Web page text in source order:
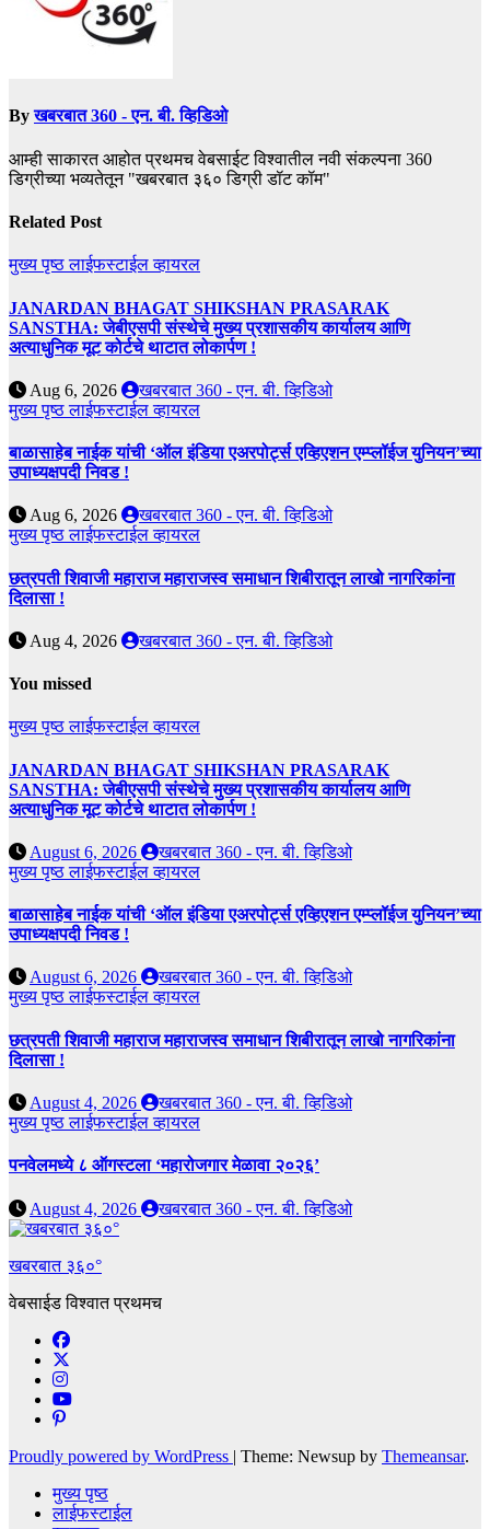
Byखबरबात 360 - एन. बी. व्हिडिओ
आम्ही साकारत आहोत प्रथमच वेबसाईट विश्वातील नवी संकल्पना 360
डिग्रीच्या भव्यतेतून "खबरबात ३६० डिग्री डॉट कॉम"
Related Post
मुख्य पृष्ठलाईफस्टाईलव्हायरल
JANARDAN BHAGAT SHIKSHAN PRASARAK
SANSTHA: जेबीएसपी संस्थेचे मुख्य प्रशासकीय कार्यालय आणि
अत्याधुनिक मूट कोर्टचे थाटात लोकार्पण !
Aug 6, 2026
खबरबात 360 - एन. बी. व्हिडिओ
मुख्य पृष्ठलाईफस्टाईलव्हायरल
बाळासाहेब नाईक यांची ‘ऑल इंडिया एअरपोर्ट्स एव्हिएशन एम्प्लॉईज युनियन’च्या
उपाध्यक्षपदी निवड !
Aug 6, 2026
खबरबात 360 - एन. बी. व्हिडिओ
मुख्य पृष्ठलाईफस्टाईलव्हायरल
छत्रपती शिवाजी महाराज महाराजस्व समाधान शिबीरातून लाखो नागरिकांना
दिलासा !
Aug 4, 2026 खबरबात 360 - एन. बी. व्हिडिओ
You missed
मुख्य पृष्ठलाईफस्टाईलव्हायरल
JANARDAN BHAGAT SHIKSHAN PRASARAK
SANSTHA: जेबीएसपी संस्थेचे मुख्य प्रशासकीय कार्यालय आणि
अत्याधुनिक मूट कोर्टचे थाटात लोकार्पण !
August 6, 2026
खबरबात 360 - एन. बी. व्हिडिओ
मुख्य पृष्ठलाईफस्टाईलव्हायरल
बाळासाहेब नाईक यांची ‘ऑल इंडिया एअरपोर्ट्स एव्हिएशन एम्प्लॉईज युनियन’च्या
उपाध्यक्षपदी निवड !
August 6, 2026
खबरबात 360 - एन. बी. व्हिडिओ
मुख्य पृष्ठलाईफस्टाईलव्हायरल
छत्रपती शिवाजी महाराज महाराजस्व समाधान शिबीरातून लाखो नागरिकांना
दिलासा !
August 4, 2026
खबरबात 360 - एन. बी. व्हिडिओ
मुख्य पृष्ठलाईफस्टाईलव्हायरल
पनवेलमध्ये ८ ऑगस्टला ‘महारोजगार मेळावा २०२६’
August 4, 2026 खबरबात 360 - एन. बी. व्हिडिओ
खबरबात ३६०°
वेबसाईड विश्वात प्रथमच
Proudly powered by WordPress | Theme: Newsup by Themeansar.
मुख्य पृष्ठ
लाईफस्टाईल